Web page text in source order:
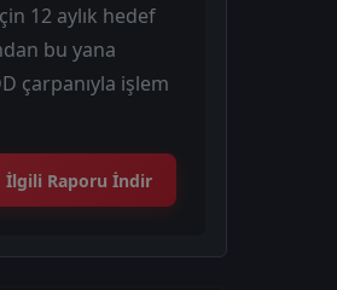
12 aylık hedef
bu yana
çarpanıyla işlem
İlgili Raporu İndir